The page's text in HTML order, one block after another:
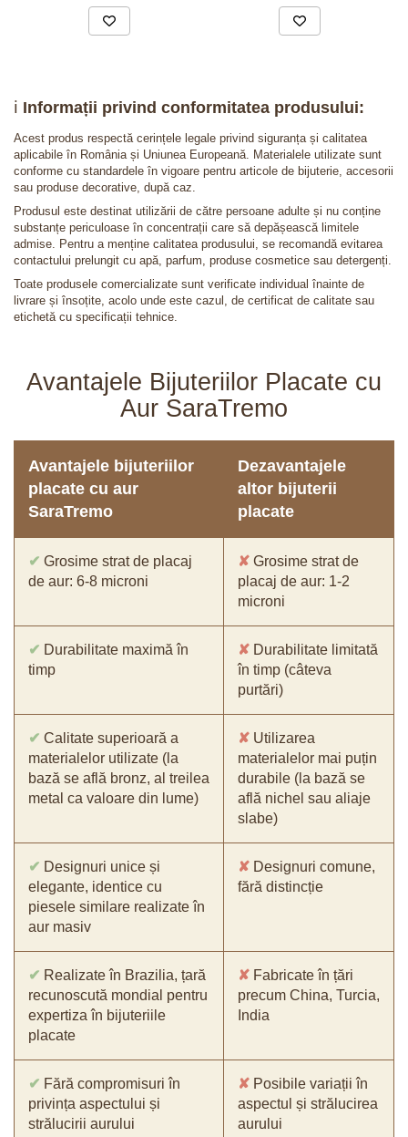
ℹ️ Informații privind conformitatea produsului:
Acest produs respectă cerințele legale privind siguranța și calitatea
aplicabile în România și Uniunea Europeană. Materialele utilizate sunt
conforme cu standardele în vigoare pentru articole de bijuterie, accesorii
sau produse decorative, după caz.
Produsul este destinat utilizării de către persoane adulte și nu conține
substanțe periculoase în concentrații care să depășească limitele
admise. Pentru a menține calitatea produsului, se recomandă evitarea
contactului prelungit cu apă, parfum, produse cosmetice sau detergenți.
Toate produsele comercializate sunt verificate individual înainte de
livrare și însoțite, acolo unde este cazul, de certificat de calitate sau
etichetă cu specificații tehnice.
Avantajele Bijuteriilor Placate cu
Aur SaraTremo
Avantajele bijuteriilor
placate cu aur
SaraTremo
Dezavantajele
altor bijuterii
placate
✔ Grosime strat de placaj
de aur: 6-8 microni
✘ Grosime strat de
placaj de aur: 1-2
microni
✔ Durabilitate maximă în
timp
✘ Durabilitate limitată
în timp (câteva
purtări)
✔ Calitate superioară a
materialelor utilizate (la
bază se află bronz, al treilea
metal ca valoare din lume)
✘ Utilizarea
materialelor mai puțin
durabile (la bază se
află nichel sau aliaje
slabe)
✔ Designuri unice și
elegante, identice cu
piesele similare realizate în
aur masiv
✘ Designuri comune,
fără distincție
✔ Realizate în Brazilia, țară
recunoscută mondial pentru
expertiza în bijuteriile
placate
✘ Fabricate în țări
precum China, Turcia,
India
✔ Fără compromisuri în
privința aspectului și
strălucirii aurului
✘ Posibile variații în
aspectul și strălucirea
aurului